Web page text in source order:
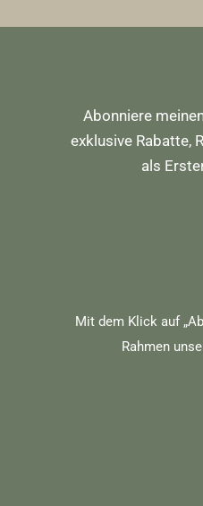
Abonniere
exklusive Rabatte,
als
Mit dem Klick auf
Rahmen